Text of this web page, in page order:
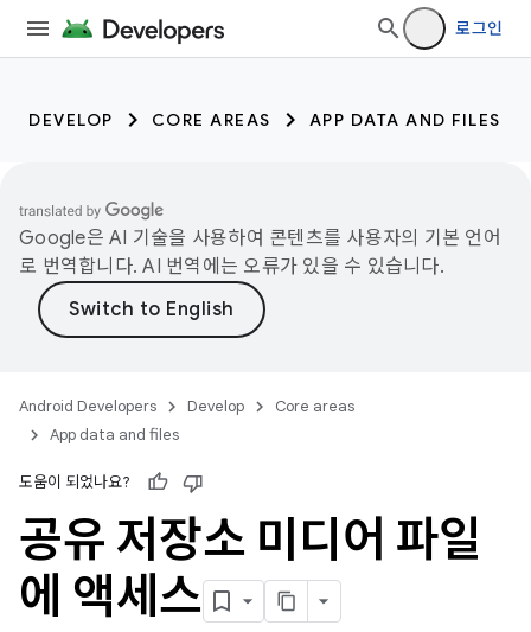
로그인
DEVELOP CORE AREAS APP DATA AND FILES
Google은 AI 기술을 사용하여 콘텐츠를 사용자의 기본 언어
로 번역합니다. AI 번역에는 오류가 있을 수 있습니다.
Android Developers Develop
Core areas
App data and files
도움이 되었나요?
공유 저장소 미디어 파일
에 액세스